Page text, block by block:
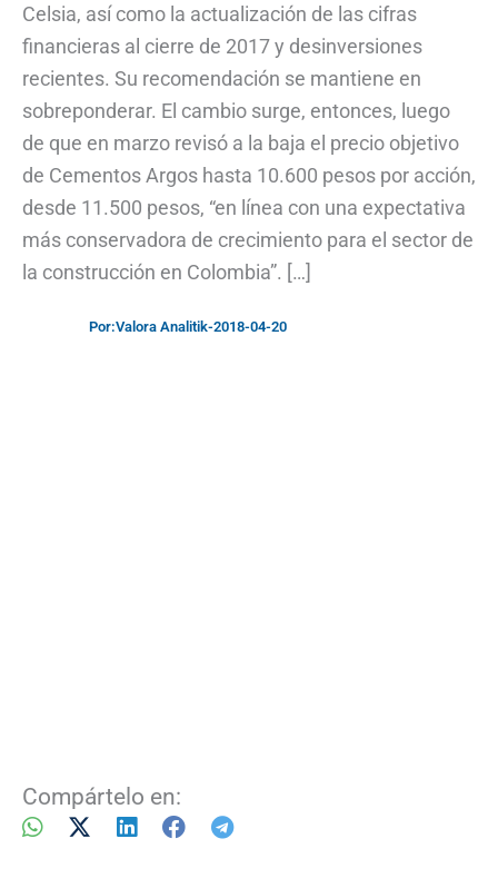
Celsia, así como la actualización de las cifras
financieras al cierre de 2017 y desinversiones
recientes. Su recomendación se mantiene en
sobreponderar. El cambio surge, entonces, luego
de que en marzo revisó a la baja el precio objetivo
de Cementos Argos hasta 10.600 pesos por acción,
desde 11.500 pesos, “en línea con una expectativa
más conservadora de crecimiento para el sector de
la construcción en Colombia”. […]
Por:Valora Analitik-2018-04-20
Compártelo en: